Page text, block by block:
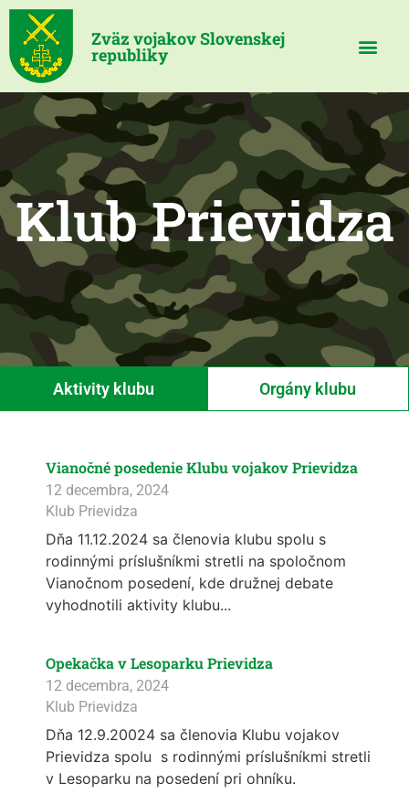
Zväz vojakov Slovenskej
republiky
Klub Prievidza
Aktivity klubu Orgány klubu
Vianočné posedenie Klubu vojakov Prievidza
12 decembra, 2024
Klub Prievidza
Dňa 11.12.2024 sa členovia klubu spolu s
rodinnými príslušníkmi stretli na spoločnom
Vianočnom posedení, kde družnej debate
vyhodnotili aktivity klubu...
Opekačka v Lesoparku Prievidza
12 decembra, 2024
Klub Prievidza
Dňa 12.9.20024 sa členovia Klubu vojakov
Prievidza spolu s rodinnými príslušníkmi stretli
v Lesoparku na posedení pri ohníku.